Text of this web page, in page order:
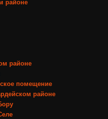
районе
помещение
районе